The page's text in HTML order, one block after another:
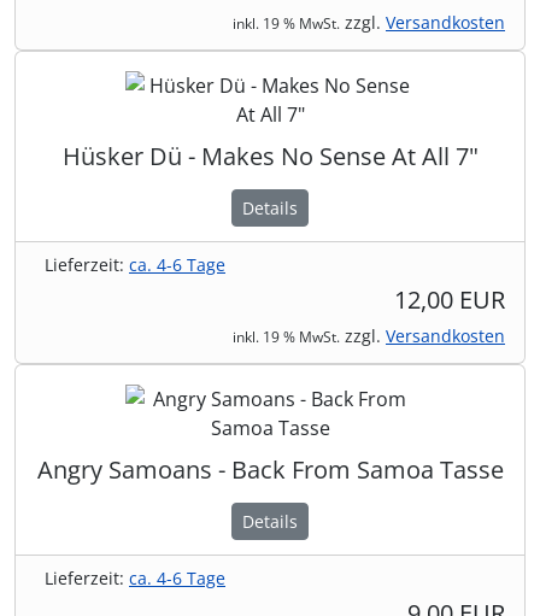
inkl. 19 % MwSt. zzgl. Versandkosten
Hüsker Dü - Makes No Sense At All 7"
Details
Lieferzeit: ca. 4-6 Tage
12,00 EUR
inkl. 19 % MwSt. zzgl. Versandkosten
Angry Samoans - Back From Samoa Tasse
Details
Lieferzeit: ca. 4-6 Tage